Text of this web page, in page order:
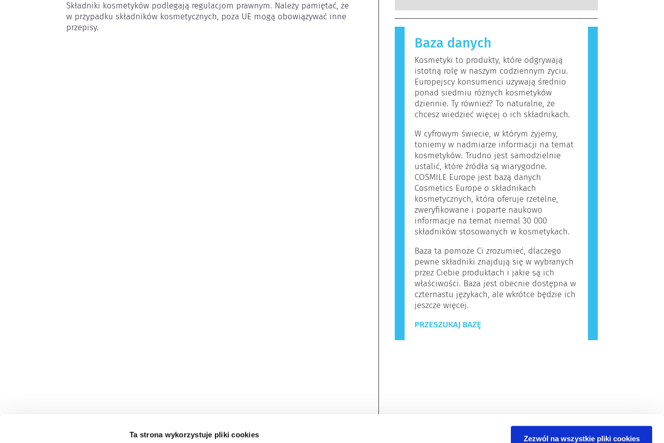
Ta strona wykorzystuje pliki cookies Zezwól na wszystkie pliki cookies
Składniki kosmetyków podlegają regulacjom prawnym. Należy pamiętać, że
w przypadku składników kosmetycznych, poza UE mogą obowiązywać inne
przepisy.
których przeprowadzenia firmy są prawnie
zobowiązane, obejmują wszystkie potencjalne
zagrożenia, w tym potencjalne zaburzenia
funkcjonowania układu hormonalnego.
substancje, które dla większości ludzi są
nieszkodliwe. Substancja, która powoduje
reakcję alergiczną nazywana jest alergenem.
Kosmetyki i produkty do pielęgnacji ciała
mogą zawierać składniki, które dla niektórych
osób mogą okazać się alergizujące. Nie
oznacza to jednak, że produkt nie jest
bezpieczny dla innych.
Baza danych
Kosmetyki to produkty, które odgrywają
istotną rolę w naszym codziennym życiu.
Europejscy konsumenci używają średnio
ponad siedmiu różnych kosmetyków
dziennie. Ty również? To naturalne, że
chcesz wiedzieć więcej o ich składnikach.
W cyfrowym świecie, w którym żyjemy,
toniemy w nadmiarze informacji na temat
kosmetyków. Trudno jest samodzielnie
ustalić, które źródła są wiarygodne.
COSMILE Europe jest bazą danych
Cosmetics Europe o składnikach
kosmetycznych, która oferuje rzetelne,
zweryfikowane i poparte naukowo
informacje na temat niemal 30 000
składników stosowanych w kosmetykach.
Baza ta pomoże Ci zrozumieć, dlaczego
pewne składniki znajdują się w wybranych
przez Ciebie produktach i jakie są ich
właściwości. Baza jest obecnie dostępna w
czternastu językach, ale wkrótce będzie ich
jeszcze więcej.
PRZESZUKAJ BAZĘ